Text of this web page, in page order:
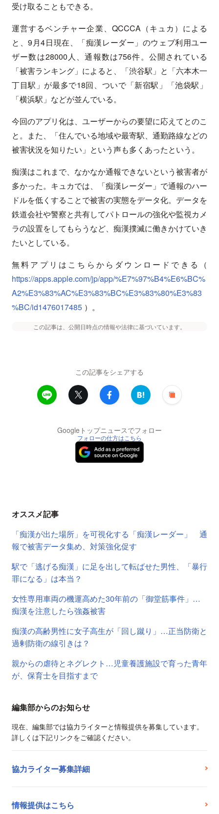
受け取ることもできる。
運営するベンチャー企業、QCCCA（キュカ）による
と、9月4日現在、「痴漢レーダー」のウェブ利用ユー
ザー数は28000人、通報数は756件。公開されている
「被害ランキング」によると、「渋谷駅」と「六本木一
丁目駅」が最多で18回、ついで「新宿駅」「池袋駅」
「横浜駅」などが並んでいる。
今回のアプリ化は、ユーザーからの要望に応えてとのこ
と。また、「住んでいる地域や最寄駅、通勤路線などの
被害状況を知りたい」という声も多くあったという。
痴漢はこれまで、なかなか通報できないという被害者が
多かった。キュカでは、「痴漢レーダー」で通報のハー
ドルを低くすることで被害の実態をデータ化。データを
鉄道会社や警察と共有してパトロールの強化や監視カメ
ラの設置をしてもらうなど、痴漢撲滅に働きかけていき
たいとしている。
無料アプリはこちらからダウンロードできる（
https://apps.apple.com/jp/app/%E7%97%B4%E6%BC%
A2%E3%83%AC%E3%83%BC%E3%83%80%E3%83
%BC/id1476017485 ）。
この記事は、公開日時点の情報や法律に基づいています。
この記事をシェアする
Googleトップニュースでフォロー
フォローの仕方はこちら
オススメ記事
「痴漢が出た場所」を可視化する「痴漢レーダー」 通
報で被害データ集め、対策強化促す
駅で「逃げる痴漢」に足を出して転ばせた男性、「暴行
罪になる」は本当？
女性専用車両の機運高めた30年前の「御堂筋事件」…
痴漢を注意したら強姦被害
痴漢の高齢男性に女子高生が「回し蹴り」…正当防衛と
過剰防衛の線引きは？
親からの虐待とネグレクト…児童養護施設で育った青年
が、保育士を目指すまで
編集部からのお知らせ
現在、編集部では協力ライターと情報提供を募集しています。
詳しくは下記リンクをご確認ください。
協力ライター募集詳細
情報提供はこちら